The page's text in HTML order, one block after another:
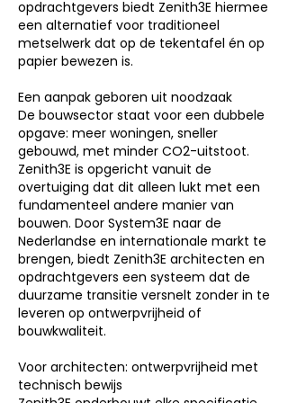
opdrachtgevers biedt Zenith3E hiermee
een alternatief voor traditioneel
metselwerk dat op de tekentafel én op
papier bewezen is.
Een aanpak geboren uit noodzaak
De bouwsector staat voor een dubbele
opgave: meer woningen, sneller
gebouwd, met minder CO2-uitstoot.
Zenith3E is opgericht vanuit de
overtuiging dat dit alleen lukt met een
fundamenteel andere manier van
bouwen. Door System3E naar de
Nederlandse en internationale markt te
brengen, biedt Zenith3E architecten en
opdrachtgevers een systeem dat de
duurzame transitie versnelt zonder in te
leveren op ontwerpvrijheid of
bouwkwaliteit.
Voor architecten: ontwerpvrijheid met
technisch bewijs